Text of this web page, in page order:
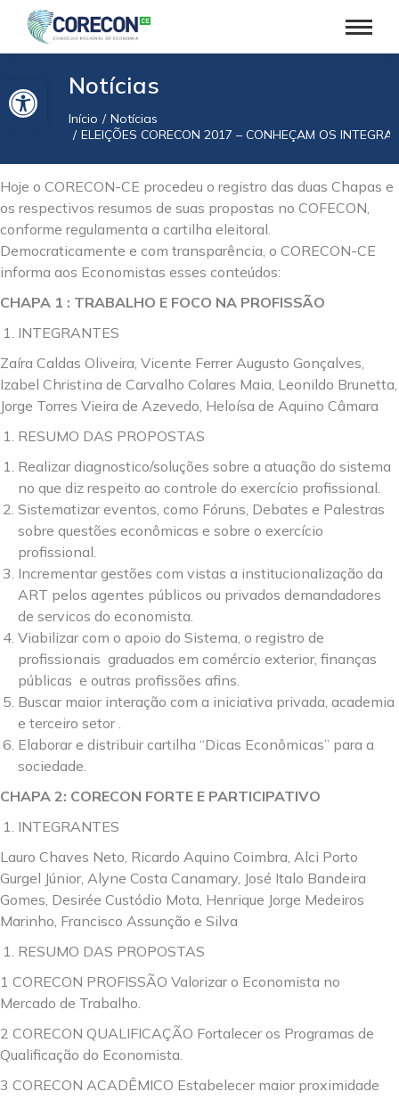
Barra de Ferramentas AbertaNotícias
Você está aqui:
Início
Notícias
ELEIÇÕES CORECON 2017 – CONHEÇAM OS
Hoje o CORECON-CE procedeu o registro das duas Chapas e
os respectivos resumos de suas propostas no COFECON,
conforme regulamenta a cartilha eleitoral.
Democraticamente e com transparência, o CORECON-CE
informa aos Economistas esses conteúdos:
CHAPA 1 : TRABALHO E FOCO NA PROFISSÃO
INTEGRANTES
Zaíra Caldas Oliveira, Vicente Ferrer Augusto Gonçalves,
Izabel Christina de Carvalho Colares Maia, Leonildo Brunetta,
Jorge Torres Vieira de Azevedo, Heloísa de Aquino Câmara
RESUMO DAS PROPOSTAS
Realizar diagnostico/soluções sobre a atuação do sistema
no que diz respeito ao controle do exercício profissional.
Sistematizar eventos, como Fóruns, Debates e Palestras
sobre questões econômicas e sobre o exercício
profissional.
Incrementar gestões com vistas a institucionalização da
ART pelos agentes públicos ou privados demandadores
de servicos do economista.
Viabilizar com o apoio do Sistema, o registro de
profissionais graduados em comércio exterior, finanças
públicas e outras profissões afins.
Buscar maior interação com a iniciativa privada, academia
e terceiro setor .
Elaborar e distribuir cartilha “Dicas Econômicas” para a
sociedade.
CHAPA 2: CORECON FORTE E PARTICIPATIVO
INTEGRANTES
Lauro Chaves Neto, Ricardo Aquino Coimbra, Alci Porto
Gurgel Júnior, Alyne Costa Canamary, José Italo Bandeira
Gomes, Desirée Custódio Mota, Henrique Jorge Medeiros
Marinho, Francisco Assunção e Silva
RESUMO DAS PROPOSTAS
1 CORECON PROFISSÃO Valorizar o Economista no
Mercado de Trabalho.
2 CORECON QUALIFICAÇÃO Fortalecer os Programas de
Qualificação do Economista.
3 CORECON ACADÊMICO Estabelecer maior proximidade